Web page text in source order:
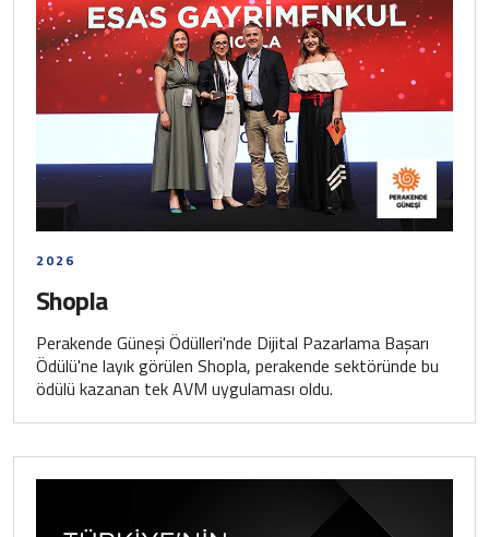
2026
Shopla
Perakende Güneşi Ödülleri'nde Dijital Pazarlama Başarı
Ödülü'ne layık görülen Shopla, perakende sektöründe bu
ödülü kazanan tek AVM uygulaması oldu.